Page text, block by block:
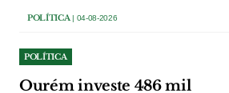
POLÍTICA| 04-08-2026
POLÍTICA
Ourém investe 486 mil